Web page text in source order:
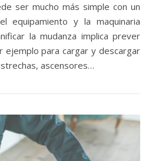
equipamiento y la maquinaria
la mudanza implica prever
ejemplo para cargar y descargar
ascensores…